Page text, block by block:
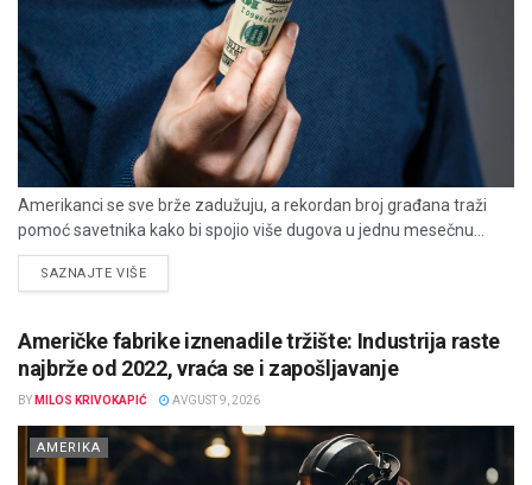
Amerikanci se sve brže zadužuju, a rekordan broj građana traži
pomoć savetnika kako bi spojio više dugova u jednu mesečnu...
SAZNAJTE VIŠEDETAILS
Američke fabrike iznenadile tržište: Industrija raste
najbrže od 2022, vraća se i zapošljavanje
BY MILOS KRIVOKAPIĆ AVGUST 9, 2026
AMERIKA